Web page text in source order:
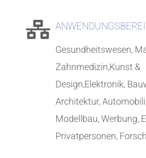
Gesundheitswesen,
Zahnmedizin,Kunst &
Design,Elektronik,
Architektur,
Modellbau, Werbung,
Privatpersonen,